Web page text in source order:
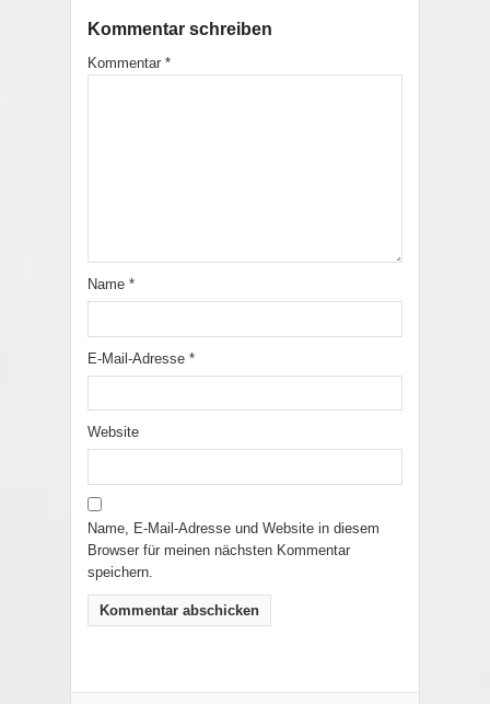
Kommentar schreiben
Kommentar *
Name *
E-Mail-Adresse *
Website
Name, E-Mail-Adresse und Website in diesem
Browser für meinen nächsten Kommentar
speichern.